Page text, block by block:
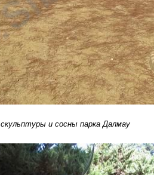
скульптуры и сосны парка Далмау